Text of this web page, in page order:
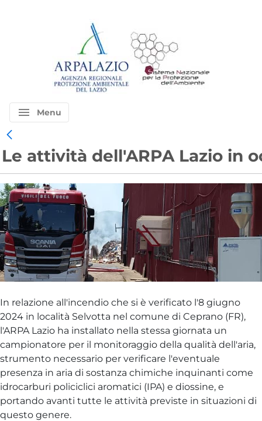
menu Menu
Le attività dell'ARPA Lazio in
In relazione all'incendio che si è verificato l'8 giugno
2024 in località Selvotta nel comune di Ceprano (FR),
l'ARPA Lazio ha installato nella stessa giornata un
campionatore per il monitoraggio della qualità dell'aria,
strumento necessario per verificare l'eventuale
presenza in aria di sostanza chimiche inquinanti come
idrocarburi policiclici aromatici (IPA) e diossine, e
portando avanti tutte le attività previste in situazioni di
questo genere.